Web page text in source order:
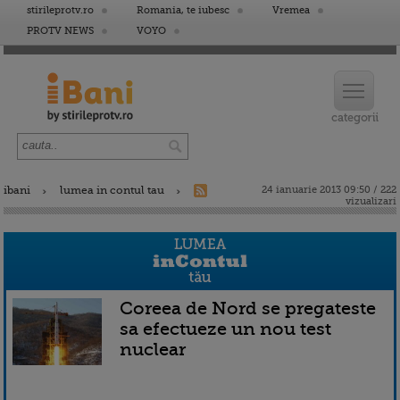
stirileprotv.ro Romania, te iubesc
Vremea
PROTV NEWS
VOYO
ibani lumea in contul tau
24 ianuarie 2013 09:50 / 222
vizualizari
Coreea de Nord se pregateste
sa efectueze un nou test
nuclear